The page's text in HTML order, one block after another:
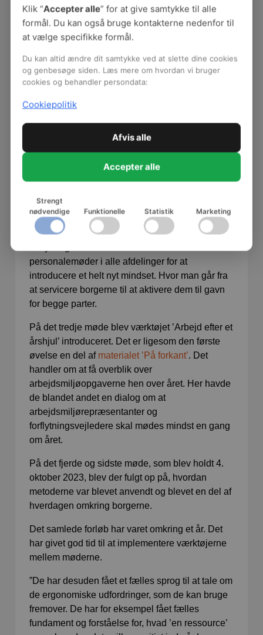
egen mestring. Kompetencer og evner, som
allerede var til stede og som blot skulle bringes i
spil.”
God tid
og
fælles
sprog
anvende værktøjerne
På det andet møde arbejdede de med BFA’s
værktøj’Brug borgeren som ressource’
. Her blev
forflytningsvejledernes kompetencer tydelige, og
personalemøder i alle afdelinger for at
introducere et helt nyt mindset. Hvor man går fra
at servicere borgerne til at aktivere dem til gavn
for begge parter.
På det tredje møde blev værktøjet ’Arbejd efter et
årshjul’ introduceret. Det er ligesom den første
øvelse en del af materialet ’ På forkant’. Det
handler om at få overblik over
arbejdsmiljøopgaverne hen over året. Her havde
de blandet andet en dialog om at
arbejdsmiljørepræsentanter og
forflytningsvejledere skal mødes mindst en gang
om året.
På det fjerde og sidste møde, som blev holdt 4.
oktober 2023, blev der fulgt op på, hvordan
metoderne var blevet anvendt og blevet en del af
hverdagen omkring borgerne.
Det samlede forløb har varet omkring et år. Det
har givet god tid til at implementere værktøjerne
mellem møderne.
”De har desuden fået et fælles sprog til at tale om
de ergonomiske udfordringer, som de kan bruge
fremover. De har for eksempel fået fælles
fundament og forståelse for, hvad ’en ressource’
Klik “Accepter alle” for at give samtykke til alle
formål. Du kan også bruge kontakterne nedenfor til
at vælge specifikke formål.
Du kan altid ændre dit samtykke ved at slette dine cookies
og genbesøge siden. Læs mere om hvordan vi bruger
cookies og behandler persondata:
Cookiepolitik
Afvis alle
Accepter alle
Strengt
nødvendige
Funktionelle Statistik Marketing